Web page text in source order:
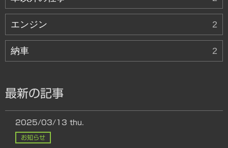
エンジン 2
納車 2
最新の記事
2025/03/13 thu.
お知らせ